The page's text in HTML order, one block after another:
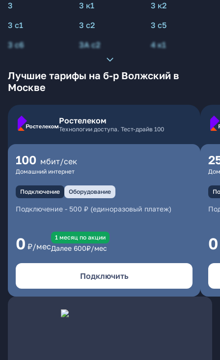
3
3 к1
3 к2
3 с1
3 с2
3 с5
3 с6
3А с2 4 к1
Лучшие тарифы на б-р Волжский в
Москве
Ростелеком
Технологии доступа. Тест-драйв 100
100 мбит/сек
Домашний интернет
Подключение Оборудование
Подключение - 500 ₽ (единоразовый платеж)
0 ₽/мес
1 месяц по акции
Далее 600₽/мес
Подключить
0